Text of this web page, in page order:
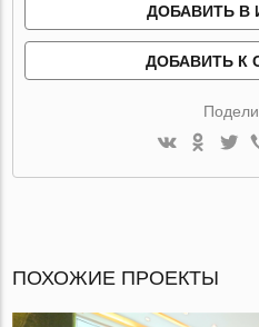
ДОБАВИТЬ В
ДОБАВИТЬ К
ПОХОЖИЕ ПРОЕКТЫ